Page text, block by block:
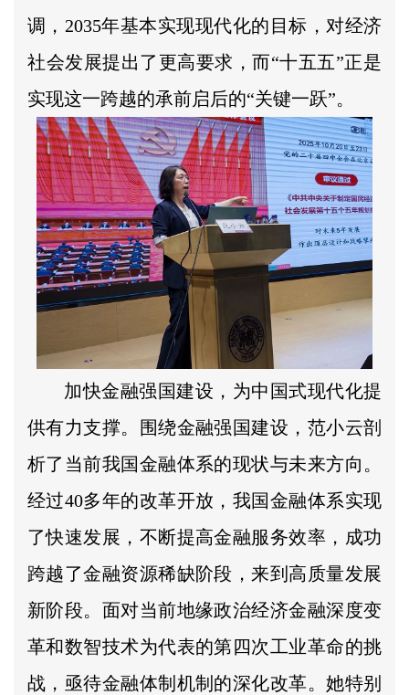
调，2035年基本实现现代化的目标，对经济
社会发展提出了更高要求，而“十五五”正是
实现这一跨越的承前启后的“关键一跃”。
加快金融强国建设，为中国式现代化提
供有力支撑。围绕金融强国建设，范小云剖
析了当前我国金融体系的现状与未来方向。
经过40多年的改革开放，我国金融体系实现
了快速发展，不断提高金融服务效率，成功
跨越了金融资源稀缺阶段，来到高质量发展
新阶段。面对当前地缘政治经济金融深度变
革和数智技术为代表的第四次工业革命的挑
战，亟待金融体制机制的深化改革。她特别